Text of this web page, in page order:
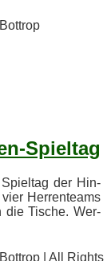
Spieltag
Spiel­tag der Hin­
Her­ren­teams
die Ti­sche. Wer­
| All Rights